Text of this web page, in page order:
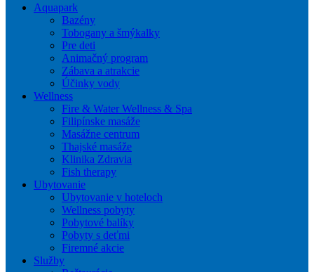
Aquapark
Bazény
Tobogany a šmýkalky
Pre deti
Animačný program
Zábava a atrakcie
Účinky vody
Wellness
Fire & Water Wellness & Spa
Filipínske masáže
Masážne centrum
Thajské masáže
Klinika Zdravia
Fish therapy
Ubytovanie
Ubytovanie v hoteloch
Wellness pobyty
Pobytové balíky
Pobyty s deťmi
Firemné akcie
Služby